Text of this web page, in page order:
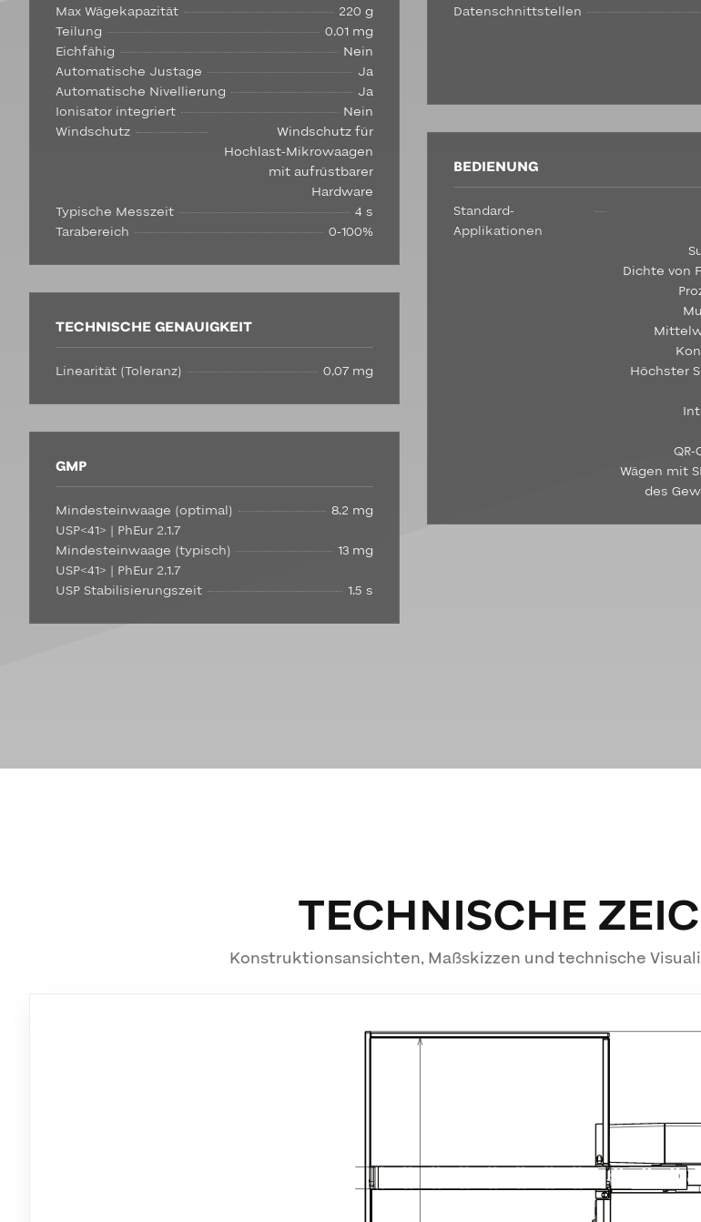
Max Wägekapazität
220 g
Teilung
0,01 mg
Eichfähig
Nein
Automatische Justage
Ja
Automatische Nivellierung
Ja
Ionisator integriert
Nein
Windschutz
Windschutz für
Hochlast-Mikrowaagen
mit aufrüstbarer
Hardware
Typische Messzeit
4 s
Tarabereich
0-100%
TECHNISCHE GENAUIGKEIT
Linearität (Toleranz) 0,07 mg
GMP
Mindesteinwaage (optimal)
USP<41> | PhEur 2.1.7
8,2 mg
Mindesteinwaage (typisch)
USP<41> | PhEur 2.1.7
13 mg
USP Stabilisierungszeit 1,5 s
Datenschnittstellen
BEDIENUNG
Standard-
Applikationen
Dichte von
Höchster
Wägen mit
des
TECHNISCHE
Konstruktionsansichten, Maßskizzen und technische